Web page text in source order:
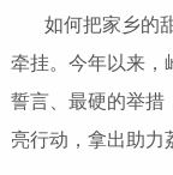
如何把家乡的甜
牵挂。今年以来，
誓言、最硬的举措
亮行动，拿出助力